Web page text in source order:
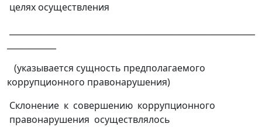
целях осуществления
(указывается сущность предполагаемого
коррупционного правонарушения)
Склонение к совершению коррупционного
правонарушения осуществлялось